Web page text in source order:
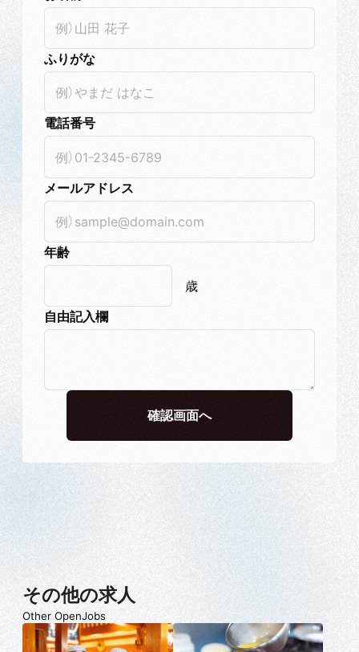
ふりがな
電話番号
メールアドレス
年齢
歳
自由記入欄
その他の求人
Other OpenJobs